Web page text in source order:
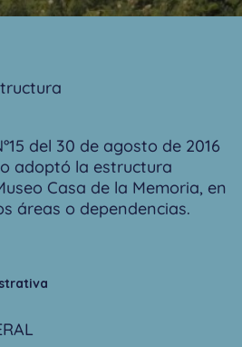
del 30 de agosto de 2016
adoptó la estructura
Casa de la Memoria, en
áreas o dependencias.